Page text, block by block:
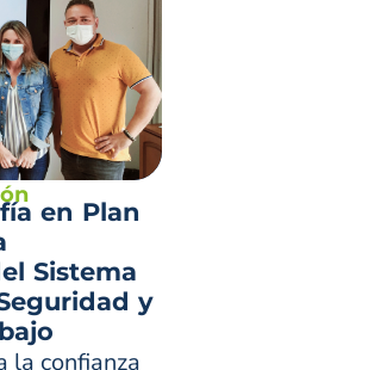
en Plan
Sistema
y
la confianza